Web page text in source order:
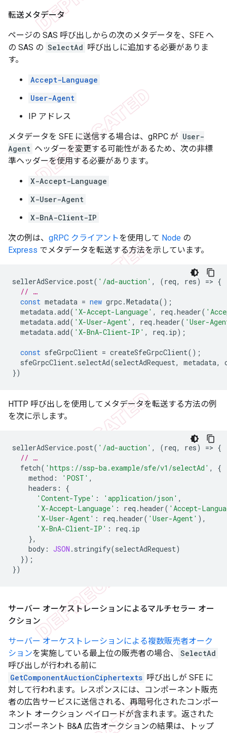
転送メタデータ
ページの SAS 呼び出しからの次のメタデータを、SFE へ
の SAS の SelectAd 呼び出しに追加する必要がありま
す。
Accept-Language
User-Agent
IP アドレス
メタデータを SFE に送信する場合は、gRPC が User-
Agent ヘッダーを変更する可能性があるため、次の非標
準ヘッダーを使用する必要があります。
X-Accept-Language
X-User-Agent
X-BnA-Client-IP
次の例は、 gRPC クライアントを使用して Node の
Express でメタデータを転送する方法を示しています。
sellerAdService.post( '/ad-auction' , (req, res) => {
// …
const metadata = new grpc.Metadata();
metadata.add( 'X-Accept-Language' , req .header(
metadata.add( 'X-User-Agent' , req .header( 'User-
metadata.add( 'X-BnA-Client-IP' , req . ip);
const sfeGrpcClient = createSfeGrpcClient();
sfeGrpcClient. selectAd(selectAdRequest, metadata,
})
HTTP 呼び出しを使用してメタデータを転送する方法の例
を次に示します。
sellerAdService.post( '/ad-auction' , (req, res) => {
// …
fetch( 'https://ssp-ba.example/sfe/v1/selectAd' ,
{
method : 'POST' ,
headers :
{
'Content-Type' : 'application/json' ,
'X-Accept-Language' : req .header( 'Accept-
'X-User-Agent' : req .header( 'User-Agent' ),
'X-BnA-Client-IP' : req . ip
},
body : JSON . stringify(selectAdRequest)
});
})
サーバー オーケストレーションによるマルチセラー オー
クション
サーバー オーケストレーションによる複数販売者オーク
ションを実施している最上位の販売者の場合、
SelectAd
呼び出しが行われる前に
GetComponentAuctionCiphertexts 呼び出しが SFE に
対して行われます。レスポンスには、コンポーネント販売
者の広告サービスに送信される、再暗号化されたコンポー
ネント オークション ペイロードが含まれます。返された
コンポーネント B&A 広告オークションの結果は、トップ